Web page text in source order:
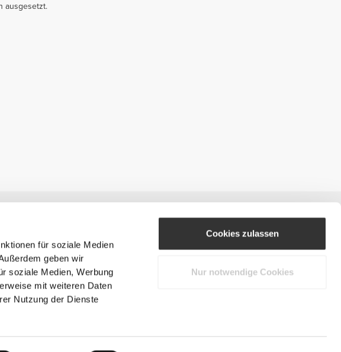
für soziale Medien
geben wir
soziale Medien, Werbung
mit weiteren Daten
Nutzung der Dienste
Cookies zulassen
Nur notwendige Cookies
ausgesetzt.
in dein